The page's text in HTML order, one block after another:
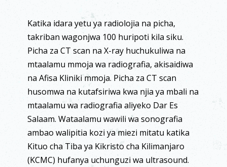
Katika idara yetu ya radiolojia na picha,
takriban wagonjwa 100 huripoti kila siku.
Picha za CT scan na X-ray huchukuliwa na
mtaalamu mmoja wa radiografia, akisaidiwa
na Afisa Kliniki mmoja. Picha za CT scan
husomwa na kutafsiriwa kwa njia ya mbali na
mtaalamu wa radiografia aliyeko Dar Es
Salaam. Wataalamu wawili wa sonografia
ambao walipitia kozi ya miezi mitatu katika
Kituo cha Tiba ya Kikristo cha Kilimanjaro
(KCMC) hufanya uchunguzi wa ultrasound.